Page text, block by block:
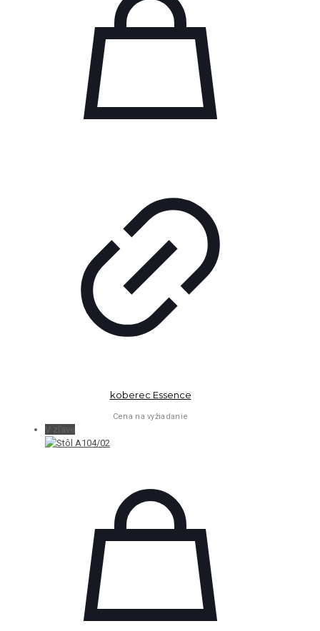
koberec Essence
Cena na vyžiadanie
V zľave